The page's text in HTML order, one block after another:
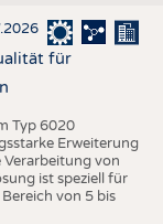
für
Typ 6020
Erweiterung
von
ist speziell für
von 5 bis